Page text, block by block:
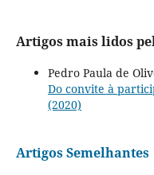
Artigos mais lidos
Pedro Paula de
Do convite à
(2020)
Artigos Semelhantes